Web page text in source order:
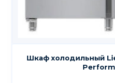
Шкаф холодильный